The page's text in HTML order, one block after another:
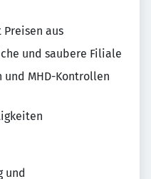
Preisen aus
und saubere Filiale
und MHD-Kontrollen
und